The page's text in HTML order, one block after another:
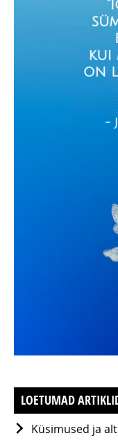
LOETUMAD
Küsimused ja